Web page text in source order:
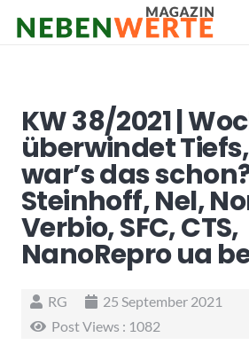
KW 38/2021 |
überwindet
war’s das
Steinhoff, Nel,
Verbio, SFC, CTS,
NanoRepro ua
RG
25 September 2021
Post Views : 1082